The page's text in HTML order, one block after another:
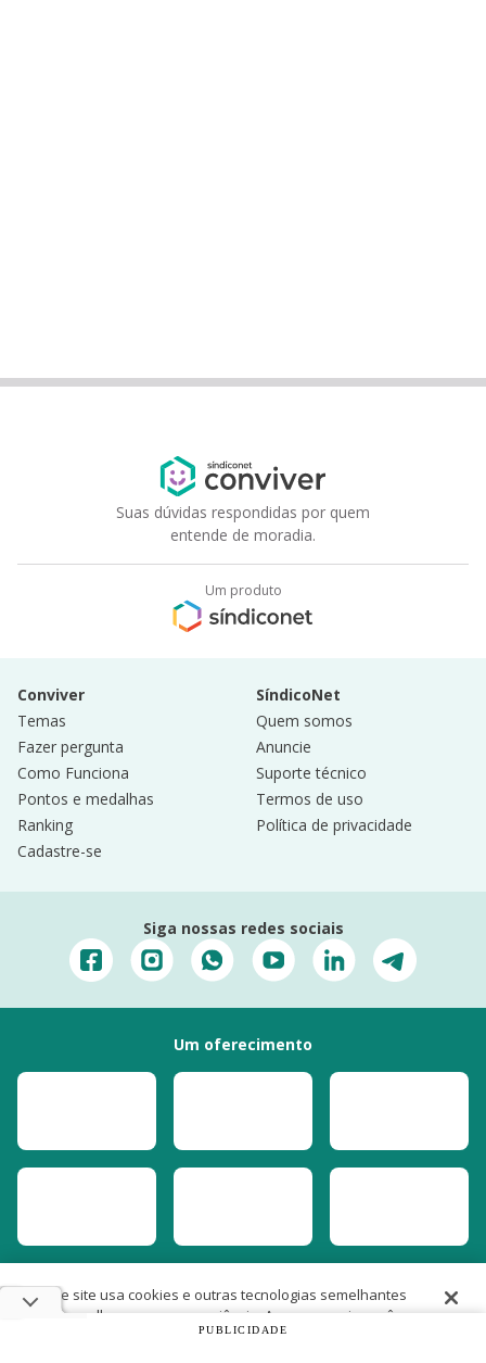
Suas dúvidas respondidas por quem
entende de moradia.
Um produto
Conviver
Temas
Fazer pergunta
Como Funciona
Pontos e medalhas
Ranking
Cadastre-se
SíndicoNet
Quem somos
Anuncie
Suporte técnico
Termos de uso
Política de privacidade
Siga nossas redes sociais
Um oferecimento
PUBLICIDADE
Este site usa cookies e outras tecnologias semelhantes
para melhorar a sua experiência. Ao prosseguir, você
Políticas de Cookies e de